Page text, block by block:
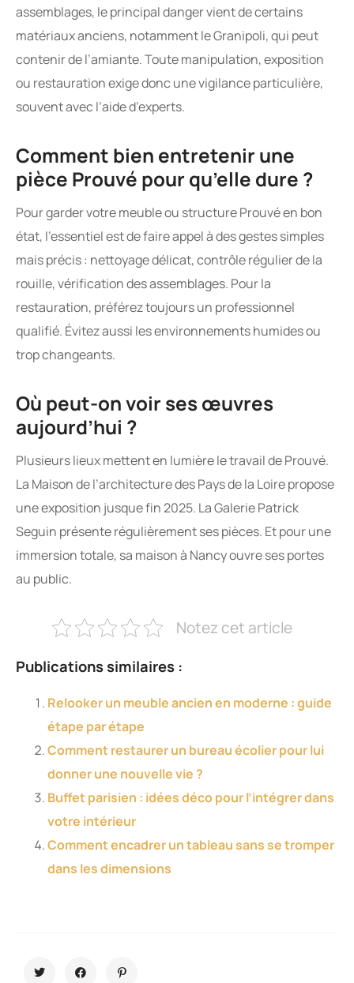
assemblages, le principal danger vient de certains
matériaux anciens, notamment le Granipoli, qui peut
contenir de l’amiante. Toute manipulation, exposition
ou restauration exige donc une vigilance particulière,
souvent avec l’aide d’experts.
Comment bien entretenir une
pièce Prouvé pour qu’elle dure ?
Pour garder votre meuble ou structure Prouvé en bon
état, l’essentiel est de faire appel à des gestes simples
mais précis : nettoyage délicat, contrôle régulier de la
rouille, vérification des assemblages. Pour la
restauration, préférez toujours un professionnel
qualifié. Évitez aussi les environnements humides ou
trop changeants.
Où peut-on voir ses œuvres
aujourd’hui ?
Plusieurs lieux mettent en lumière le travail de Prouvé.
La Maison de l’architecture des Pays de la Loire propose
une exposition jusque fin 2025. La Galerie Patrick
Seguin présente régulièrement ses pièces. Et pour une
immersion totale, sa maison à Nancy ouvre ses portes
au public.
Notez cet article
Publications similaires :
Relooker un meuble ancien en moderne : guide
étape par étape
Comment restaurer un bureau écolier pour lui
donner une nouvelle vie ?
Buffet parisien : idées déco pour l’intégrer dans
votre intérieur
Comment encadrer un tableau sans se tromper
dans les dimensions